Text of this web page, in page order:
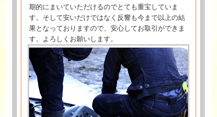
期的にまいていただけるのでとても重宝していま
す。そして安いだけではなく反響も今まで以上の結
果となっておりますので、安心してお取引ができま
す。よろしくお願いします。